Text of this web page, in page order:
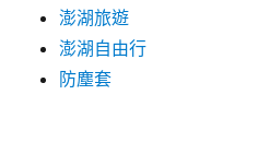
澎湖旅遊
澎湖自由行
防塵套